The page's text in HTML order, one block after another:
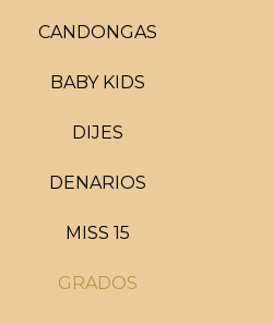
CANDONGAS
BABY KIDS
DIJES
DENARIOS
MISS 15
GRADOS